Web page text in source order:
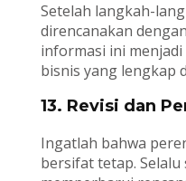
Setelah langkah-
direncanakan
informasi ini
bisnis yang lengkap
13. Revisi dan
Ingatlah bahwa
bersifat tetap.